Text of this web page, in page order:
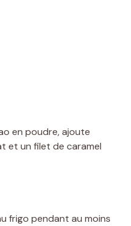
en poudre, ajoute
et un filet de caramel
frigo pendant au moins